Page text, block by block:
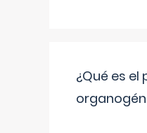
¿Qué es el